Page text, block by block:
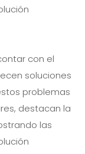
con el
soluciones
problemas
destacan la
las